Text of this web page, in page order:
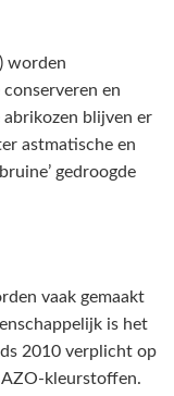
worden
en
blijven er
astmatische en
gedroogde
vaak gemaakt
is het
2010 verplicht op
kleurstoffen.